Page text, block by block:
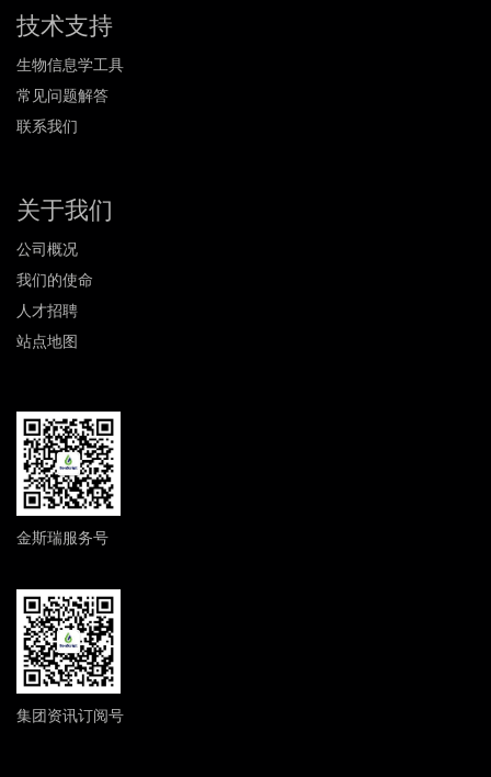
技术支持
生物信息学工具
常见问题解答
联系我们
关于我们
公司概况
我们的使命
人才招聘
站点地图
金斯瑞服务号
集团资讯订阅号